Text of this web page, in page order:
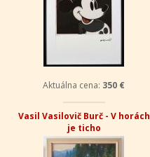
Aktuálna cena: 350 €
Vasil Vasilovič Burč - V horách
je ticho